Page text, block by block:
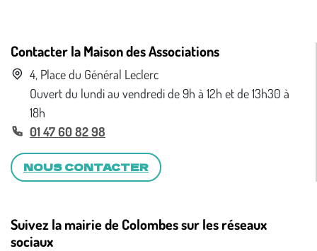
Contacter la Maison des Associations
4, Place du Général Leclerc
Ouvert du lundi au vendredi de 9h à 12h et de 13h30 à
18h
01 47 60 82 98
NOUS CONTACTER
Suivez la mairie de Colombes sur les réseaux
sociaux